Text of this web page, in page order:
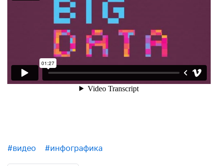
#видео #инфографика